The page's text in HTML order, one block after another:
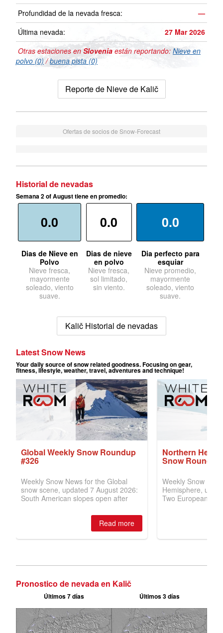
Profundidad de la nevada fresca:
—
Última nevada:
27 Mar 2026
Otras estaciones enSlovenia están reportando: Nieve en
polvo (0) /buena pista (0)
Reporte de Nieve de Kalič
Ofertas de socios de Snow-Forecast
Historial de nevadas
Semana 2 of August tiene en promedio:
0.0
Dias de Nieve en
Polvo
Nieve fresca,
mayormente
soleado, viento
suave.
0.0
Dias de nieve
en polvo
Nieve fresca,
sol limitado,
sin viento.
0.0
Dia perfecto para
esquiar
Nieve promedio,
mayormente
soleado, viento
suave.
Kalič Historial de nevadas
Pronostico de nevada en Kalič
Últimos 7 días Últimos 3 días